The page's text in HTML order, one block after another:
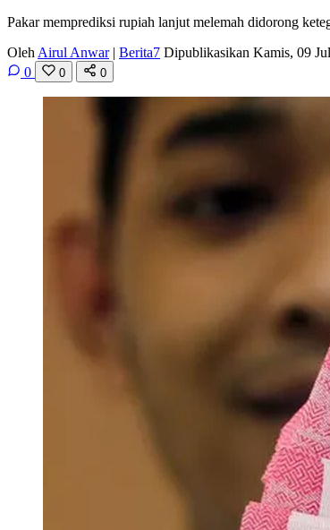
Pakar memprediksi rupiah lanjut melemah didorong
Oleh Airul Anwar | Berita7 Dipublikasikan Kamis, 09
0
0 0